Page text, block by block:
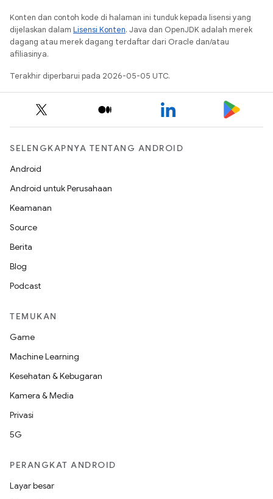
Konten dan contoh kode di halaman ini tunduk kepada lisensi yang
dijelaskan dalam Lisensi Konten. Java dan OpenJDK adalah merek
dagang atau merek dagang terdaftar dari Oracle dan/atau
afiliasinya.
Terakhir diperbarui pada 2026-05-05 UTC.
SELENGKAPNYA TENTANG ANDROID
Android
Android untuk Perusahaan
Keamanan
Source
Berita
Blog
Podcast
TEMUKAN
Game
Machine Learning
Kesehatan & Kebugaran
Kamera & Media
Privasi
5G
PERANGKAT ANDROID
Layar besar